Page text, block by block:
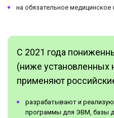
на обязательное
С 2021 года
(ниже установленных
применяют
разрабатывают и
программы для ЭВМ, базы